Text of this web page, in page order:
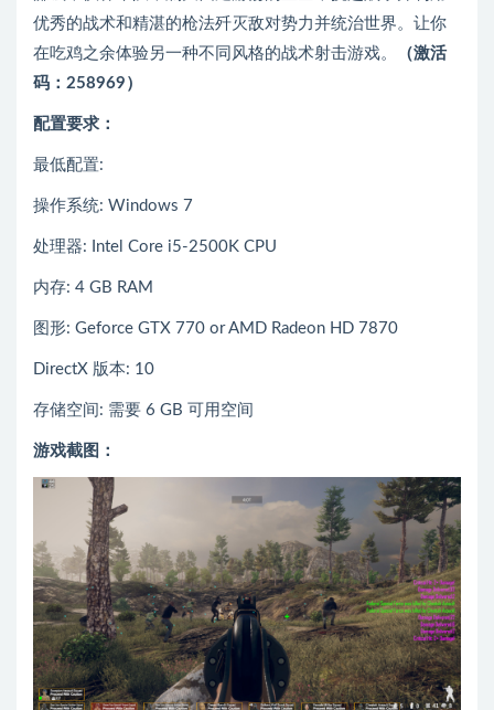
优秀的战术和精湛的枪法歼灭敌对势力并统治世界。让你
在吃鸡之余体验另一种不同风格的战术射击游戏。
（激活
码：258969）
配置要求：
最低配置:
操作系统: Windows 7
处理器: Intel Core i5-2500K CPU
内存: 4 GB RAM
图形: Geforce GTX 770 or AMD Radeon HD 7870
DirectX 版本: 10
存储空间: 需要 6 GB 可用空间
游戏截图：